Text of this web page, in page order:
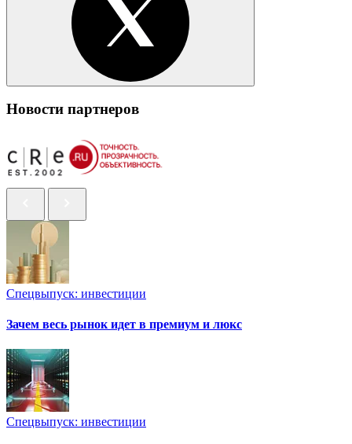
Новости партнеров
Спецвыпуск: инвестиции
Зачем весь рынок идет в премиум и люкс
Спецвыпуск: инвестиции